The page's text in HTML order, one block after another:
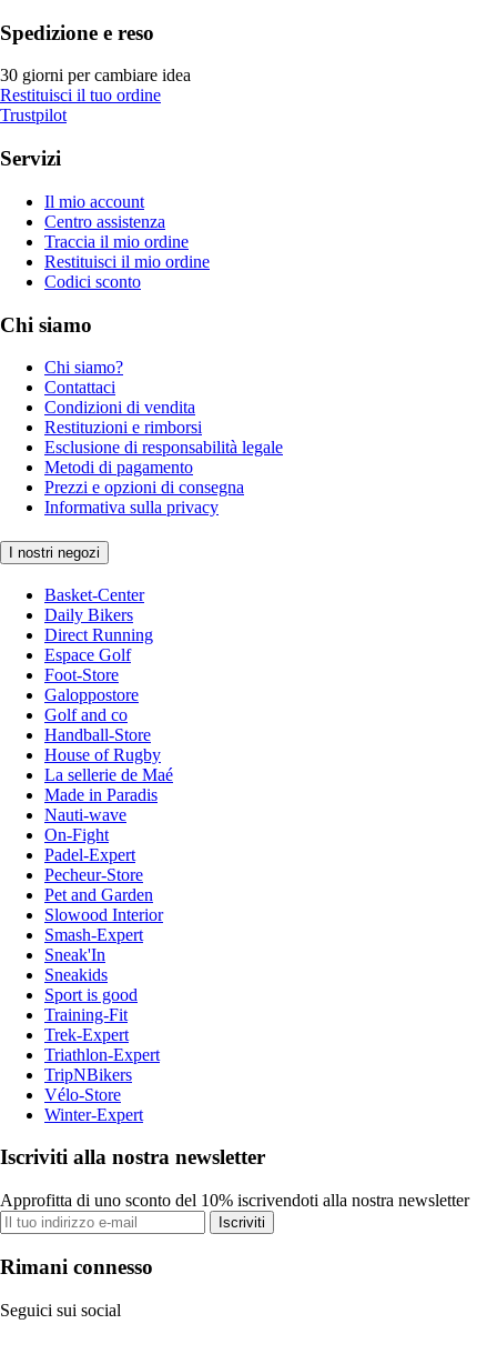
Spedizione e reso
30 giorni per cambiare idea
Restituisci il tuo ordine
Trustpilot
Servizi
Il mio account
Centro assistenza
Traccia il mio ordine
Restituisci il mio ordine
Codici sconto
Chi siamo
Chi siamo?
Contattaci
Condizioni di vendita
Restituzioni e rimborsi
Esclusione di responsabilità legale
Metodi di pagamento
Prezzi e opzioni di consegna
Informativa sulla privacy
I nostri negozi
Basket-Center
Daily Bikers
Direct Running
Espace Golf
Foot-Store
Galoppostore
Golf and co
Handball-Store
House of Rugby
La sellerie de Maé
Made in Paradis
Nauti-wave
On-Fight
Padel-Expert
Pecheur-Store
Pet and Garden
Slowood Interior
Smash-Expert
Sneak'In
Sneakids
Sport is good
Training-Fit
Trek-Expert
Triathlon-Expert
TripNBikers
Vélo-Store
Winter-Expert
Iscriviti alla nostra newsletter
Approfitta di uno sconto del 10% iscrivendoti alla nostra newsletter
Iscriviti
Rimani connesso
Seguici sui social